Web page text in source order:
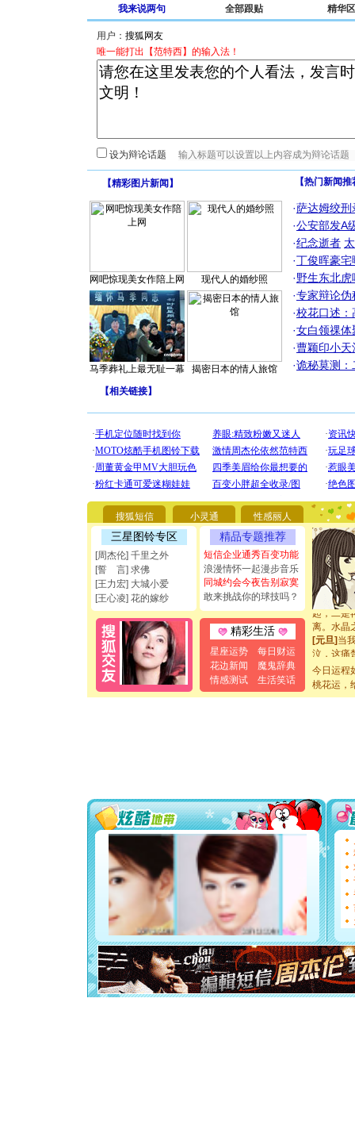
我来说两句 全部跟贴 精华区
用户：
唯一能打出【范特西】的输入法！
设为辩论话题
【精彩图片新闻 】
网吧惊现美女作陪上网 现代人的婚纱照
马季葬礼上最无耻一幕 揭密日本的情人旅馆
【热门新闻
·萨达姆绞刑
·公安部发A
·纪念逝者
·丁俊晖豪
·野生东北
·专家辩论伪
·校花口述：
·女白领祼体
·曹颖印小天
·诡秘莫测：
【相关链接】
搜狐短信 小灵通 性感丽人
三星图铃专区
[周杰伦] 千里之外
[誓 言] 求佛
[王力宏] 大城小爱
[王心凌] 花的嫁纱
精品专题推荐
短信企业通秀百变功能
浪漫情怀一起漫步音乐
同城约会今夜告别寂寞
敢来挑战你的球技吗？
精彩生活
星座运势
每日财运
花边新闻
魔鬼辞典
情感测试
生活笑话
[圣诞节]
你太多
要平安
[圣诞节]
能正大光
都要快乐
[圣诞节]
如意,快
[元旦]看
断电。
你是我专
[元旦]如
起；二是
离。水晶
[元旦]当
泣，这痛
[春节]风
颜！冬去
能正大光
都要快乐
[圣诞节]
如意,快
[元旦]
看
断电。
你是我
[元旦]
如
起；二
离。水
[元旦]当
泣，这痛
卖了。水
[春节]风
颜！冬去
今日运程
桃花运，